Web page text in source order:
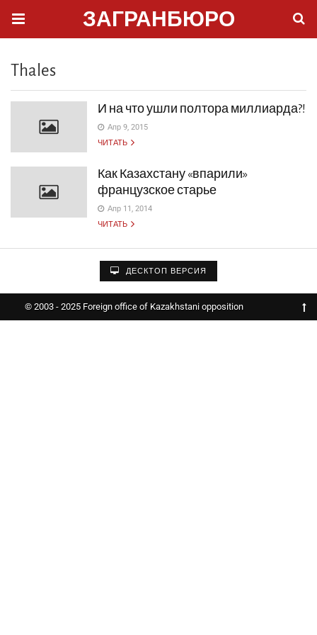
ЗАГРАНБЮРО
Thales
И на что ушли полтора миллиарда?!
Апр 9, 2015
ЧИТАТЬ
Как Казахстану «впарили»
французское старье
Апр 11, 2014
ЧИТАТЬ
ДЕСКТОП ВЕРСИЯ
© 2003 - 2025 Foreign office of Kazakhstani opposition